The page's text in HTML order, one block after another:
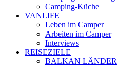
Camping-Küche
VANLIFE
Leben im Camper
Arbeiten im Camper
Interviews
REISEZIELE
BALKAN LÄNDER